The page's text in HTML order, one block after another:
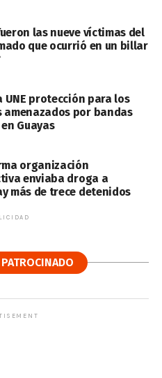
las nueve víctimas del
que ocurrió en un billar
UNE protección para los
amenazados por bandas
Guayas
organización
enviaba droga a
más de trece detenidos